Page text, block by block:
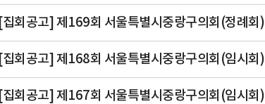
[집회공고] 제169회 서울특별시중랑구의회(정례회)
[집회공고] 제168회 서울특별시중랑구의회(임시회)
[집회공고] 제167회 서울특별시중랑구의회(임시회)